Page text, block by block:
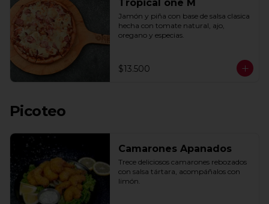
Tropical one M
Jamón y piña con base de salsa clasica
hecha con tomate natural, ajo,
oregano y especias.
$13.500
Picoteo
Camarones Apanados
Trece deliciosos camarones rebozados
con salsa tártara, acompáñalos con
limón.